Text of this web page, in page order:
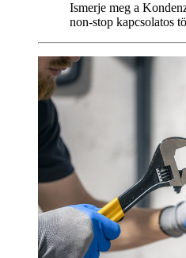
Ismerje meg a
non-stop kapcsolatos